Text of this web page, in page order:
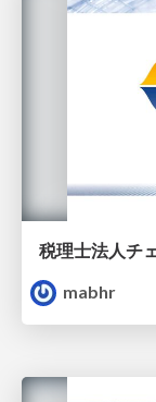
税理士法人チ
mabhr